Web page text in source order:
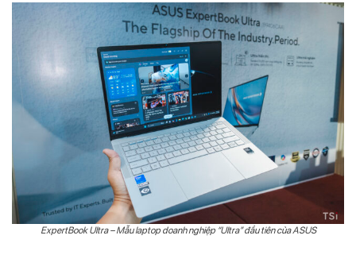
ExpertBook Ultra – Mẫu laptop doanh nghiệp “Ultra” đầu tiên của ASUS